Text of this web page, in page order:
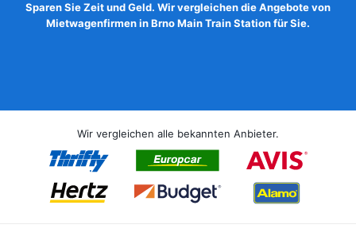
Sparen Sie Zeit und Geld. Wir vergleichen die Angebote von
Mietwagenfirmen in Brno Main Train Station für Sie.
Wir vergleichen alle bekannten Anbieter.